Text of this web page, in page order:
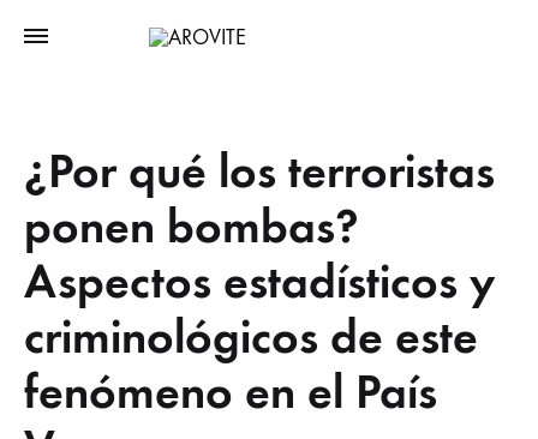
¿Por qué los terroristas
ponen bombas?
Aspectos estadísticos y
criminológicos de este
fenómeno en el País